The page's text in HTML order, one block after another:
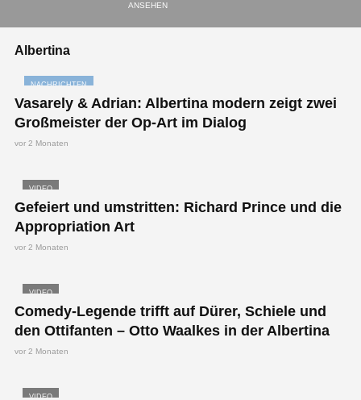
ANSEHEN
Albertina
NACHRICHTEN
Vasarely & Adrian: Albertina modern zeigt zwei
Großmeister der Op-Art im Dialog
vor 2 Monaten
VIDEO
Gefeiert und umstritten: Richard Prince und die
Appropriation Art
vor 2 Monaten
VIDEO
Comedy-Legende trifft auf Dürer, Schiele und
den Ottifanten – Otto Waalkes in der Albertina
vor 2 Monaten
VIDEO